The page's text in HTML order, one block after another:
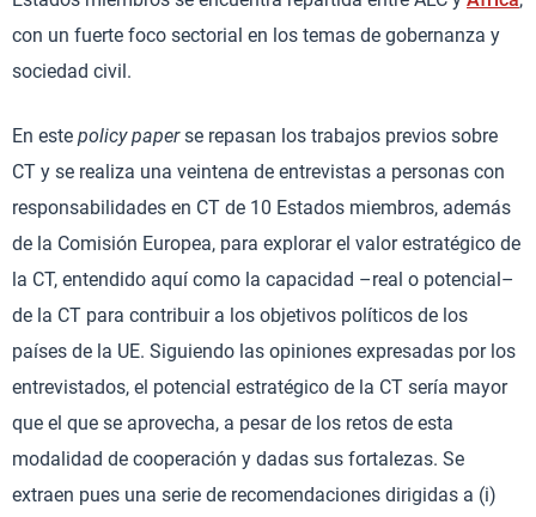
con un fuerte foco sectorial en los temas de gobernanza y
sociedad civil.
En este policy paperse repasan los trabajos previos sobre
CT y se realiza una veintena de entrevistas a personas con
responsabilidades en CT de 10 Estados miembros, además
de la Comisión Europea, para explorar el valor estratégico de
la CT, entendido aquí como la capacidad –real o potencial–
de la CT para contribuir a los objetivos políticos de los
países de la UE. Siguiendo las opiniones expresadas por los
entrevistados, el potencial estratégico de la CT sería mayor
que el que se aprovecha, a pesar de los retos de esta
modalidad de cooperación y dadas sus fortalezas. Se
extraen pues una serie de recomendaciones dirigidas a (i)